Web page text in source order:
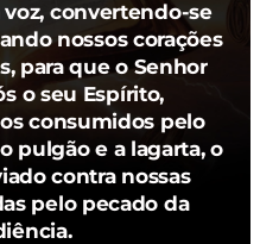
convertendo-se
nossos corações
para que o Senhor
o seu Espírito,
consumidos pelo
pulgão e a lagarta, o
contra nossas
pelo pecado da